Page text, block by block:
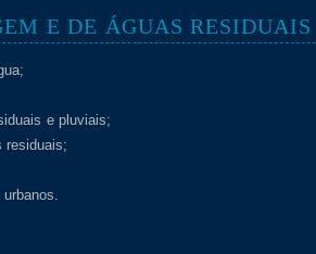
E DE ÁGUAS RESIDUAIS
e pluviais;
residuais;